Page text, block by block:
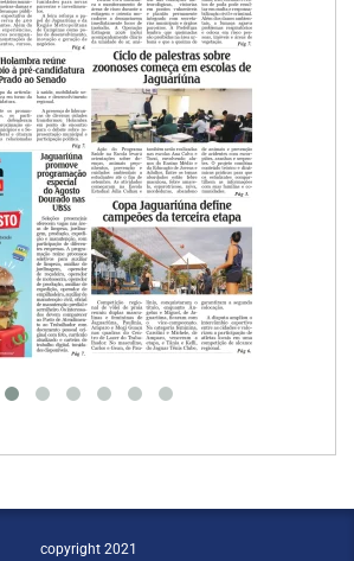
copyright 2021